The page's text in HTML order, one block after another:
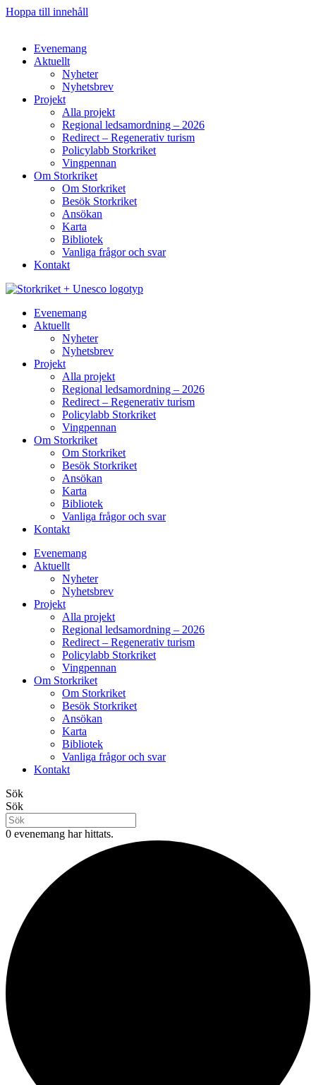
Hoppa till innehåll
Evenemang
Aktuellt
Nyheter
Nyhetsbrev
Projekt
Alla projekt
Regional ledsamordning – 2026
Redirect – Regenerativ turism
Policylabb Storkriket
Vingpennan
Om Storkriket
Om Storkriket
Besök Storkriket
Ansökan
Karta
Bibliotek
Vanliga frågor och svar
Kontakt
Evenemang
Aktuellt
Nyheter
Nyhetsbrev
Projekt
Alla projekt
Regional ledsamordning – 2026
Redirect – Regenerativ turism
Policylabb Storkriket
Vingpennan
Om Storkriket
Om Storkriket
Besök Storkriket
Ansökan
Karta
Bibliotek
Vanliga frågor och svar
Kontakt
Evenemang
Aktuellt
Nyheter
Nyhetsbrev
Projekt
Alla projekt
Regional ledsamordning – 2026
Redirect – Regenerativ turism
Policylabb Storkriket
Vingpennan
Om Storkriket
Om Storkriket
Besök Storkriket
Ansökan
Karta
Bibliotek
Vanliga frågor och svar
Kontakt
Sök
Sök
0 evenemang har hittats.